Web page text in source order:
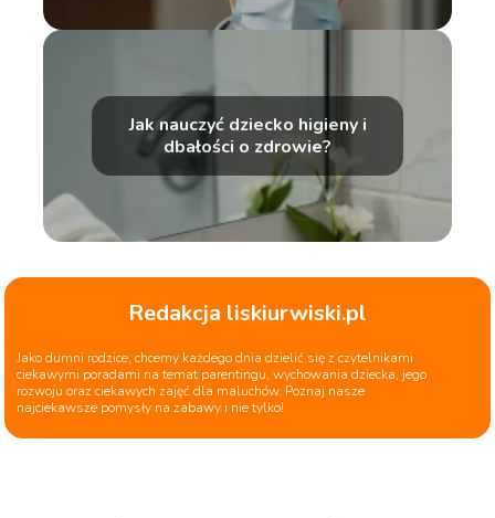
Jak nauczyć dziecko higieny i
dbałości o zdrowie?
Redakcja liskiurwiski.pl
Jako dumni rodzice, chcemy każdego dnia dzielić się z czytelnikami
ciekawymi poradami na temat parentingu, wychowania dziecka, jego
rozwoju oraz ciekawych zajęć dla maluchów. Poznaj nasze
najciekawsze pomysły na zabawy i nie tylko!